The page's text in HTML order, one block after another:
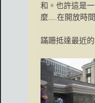
和。也許這是
麼......在開放時間
蹣跚抵達最近